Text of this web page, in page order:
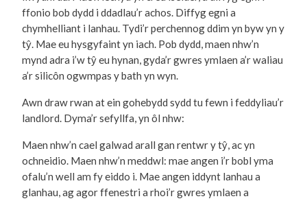
ffonio bob dydd i ddadlau’r achos. Diffyg egni a
chymhelliant i lanhau. Tydi’r perchennog ddim yn byw yn y
tŷ. Mae eu hysgyfaint yn iach. Pob dydd, maen nhw’n
mynd adra i’w tŷ eu hynan, gyda’r gwres ymlaen a’r waliau
a’r silicôn ogwmpas y bath yn wyn.
Awn draw rwan at ein gohebydd sydd tu fewn i feddyliau’r
landlord. Dyma’r sefyllfa, yn ôl nhw:
Maen nhw’n cael galwad arall gan rentwr y tŷ, ac yn
ochneidio. Maen nhw’n meddwl: mae angen i’r bobl yma
ofalu’n well am fy eiddo i. Mae angen iddynt lanhau a
glanhau, ag agor ffenestri a rhoi’r gwres ymlaen a